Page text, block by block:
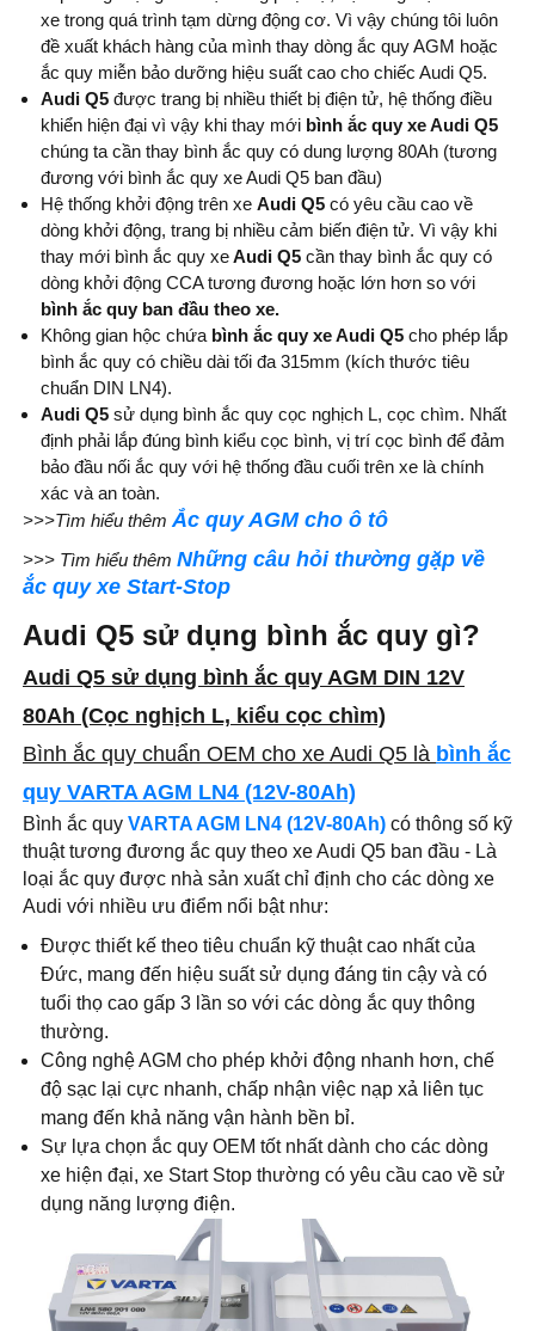
xe trong quá trình tạm dừng động cơ. Vì vậy chúng tôi luôn
đề xuất khách hàng của mình thay dòng ắc quy AGM hoặc
ắc quy miễn bảo dưỡng hiệu suất cao cho chiếc Audi Q5.
Audi Q5 được trang bị nhiều thiết bị điện tử, hệ thống điều
khiển hiện đại vì vậy khi thay mới bình ắc quy xe Audi Q5
chúng ta cần thay bình ắc quy có dung lượng 80Ah (tương
đương với bình ắc quy xe Audi Q5 ban đầu)
Hệ thống khởi động trên xe Audi Q5 có yêu cầu cao về
dòng khởi động, trang bị nhiều cảm biến điện tử. Vì vậy khi
thay mới bình ắc quy xeAudi Q5 cần thay bình ắc quy có
dòng khởi động CCA tương đương hoặc lớn hơn so với
bình ắc quy ban đầu theo xe.
Không gian hộc chứa bình ắc quy xe Audi Q5 cho phép lắp
bình ắc quy có chiều dài tối đa 315mm (kích thước tiêu
chuẩn DIN LN4).
Audi Q5 sử dụng bình ắc quy cọc nghịch L, cọc chìm. Nhất
định phải lắp đúng bình kiểu cọc bình, vị trí cọc bình để đảm
bảo đầu nối ắc quy với hệ thống đầu cuối trên xe là chính
xác và an toàn.
>>>Tìm hiểu thêm Ắc quy AGM cho ô tô
>>> Tìm hiểu thêm Những câu hỏi thường gặp về
ắc quy xe Start-Stop
Audi Q5 sử dụng bình ắc quy gì?
Audi Q5 sử dụng bình ắc quy AGM DIN 12V
80Ah (Cọc nghịch L, kiểu cọc chìm)
Bình ắc quy chuẩn OEM cho xe Audi Q5 là bình ắc
quy VARTA AGM LN4 (12V-80Ah)
Bình ắc quy VARTA AGM LN4 (12V-80Ah) có thông số kỹ
thuật tương đương ắc quy theo xe Audi Q5 ban đầu - Là
loại ắc quy được nhà sản xuất chỉ định cho các dòng xe
Audi với nhiều ưu điểm nổi bật như:
Được thiết kế theo tiêu chuẩn kỹ thuật cao nhất của
Đức, mang đến hiệu suất sử dụng đáng tin cậy và có
tuổi thọ cao gấp 3 lần so với các dòng ắc quy thông
thường.
Công nghệ AGM cho phép khởi động nhanh hơn, chế
độ sạc lại cực nhanh, chấp nhận việc nạp xả liên tục
mang đến khả năng vận hành bền bỉ.
Sự lựa chọn ắc quy OEM tốt nhất dành cho các dòng
xe hiện đại, xe Start Stop thường có yêu cầu cao về sử
dụng năng lượng điện.